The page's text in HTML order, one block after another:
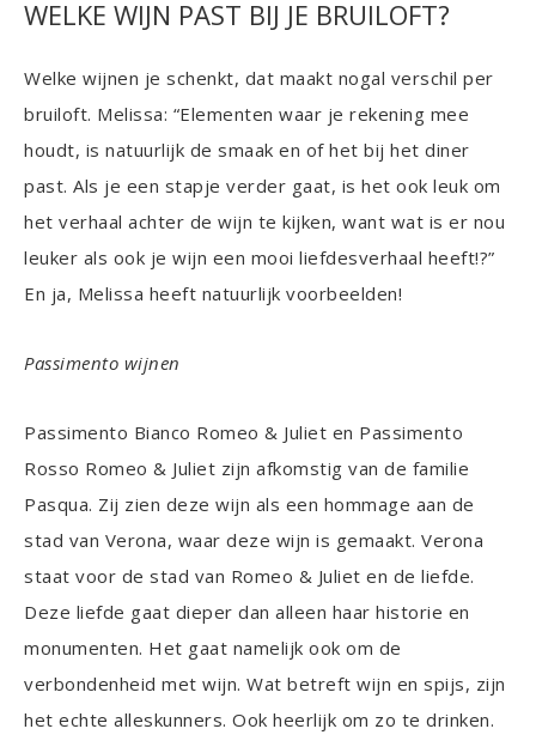
WELKE WIJN PAST BIJ JE BRUILOFT?
Welke wijnen je schenkt, dat maakt nogal verschil per
bruiloft. Melissa: “Elementen waar je rekening mee
houdt, is natuurlijk de smaak en of het bij het diner
past. Als je een stapje verder gaat, is het ook leuk om
het verhaal achter de wijn te kijken, want wat is er nou
leuker als ook je wijn een mooi liefdesverhaal heeft!?”
En ja, Melissa heeft natuurlijk voorbeelden!
Passimento wijnen
Passimento Bianco Romeo & Juliet en Passimento
Rosso Romeo & Juliet zijn afkomstig van de familie
Pasqua. Zij zien deze wijn als een hommage aan de
stad van Verona, waar deze wijn is gemaakt. Verona
staat voor de stad van Romeo & Juliet en de liefde.
Deze liefde gaat dieper dan alleen haar historie en
monumenten. Het gaat namelijk ook om de
verbondenheid met wijn. Wat betreft wijn en spijs, zijn
het echte alleskunners. Ook heerlijk om zo te drinken.